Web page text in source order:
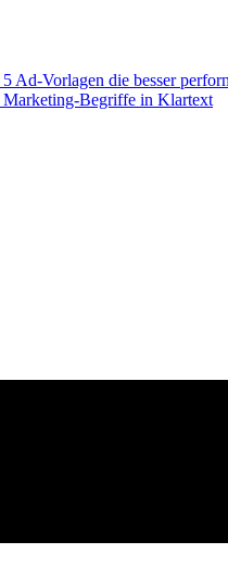
5 Ad-Vorlagen die besser
Marketing-Begriffe in Klartext